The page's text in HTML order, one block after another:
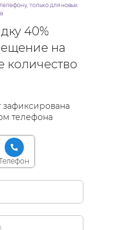
только для новых
40%
на
количество
зафиксирована
телефона